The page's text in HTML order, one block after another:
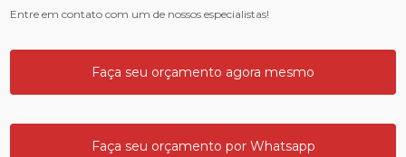
Entre em contato com um de nossos especialistas!
Faça seu orçamento agora mesmo
Faça seu orçamento por Whatsapp